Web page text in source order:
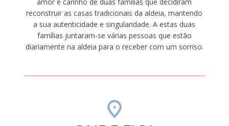
reconstruir as casas tradicionais da aldeia, mantendo
a sua autenticidade e singularidade. A estas duas
famílias juntaram-se várias pessoas que estão
diariamente na aldeia para o receber com um sorriso.